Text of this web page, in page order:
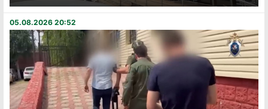
05.08.2026 20:52